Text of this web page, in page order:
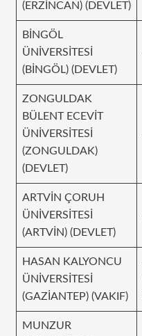
(ERZİNCAN) (DEVLET)
BİNGÖL
ÜNİVERSİTESİ
(BİNGÖL) (DEVLET)
ZONGULDAK
BÜLENT ECEVİT
ÜNİVERSİTESİ
(ZONGULDAK)
(DEVLET)
ARTVİN ÇORUH
ÜNİVERSİTESİ
(ARTVİN) (DEVLET)
HASAN KALYONCU
ÜNİVERSİTESİ
(GAZİANTEP) (VAKIF)
MUNZUR